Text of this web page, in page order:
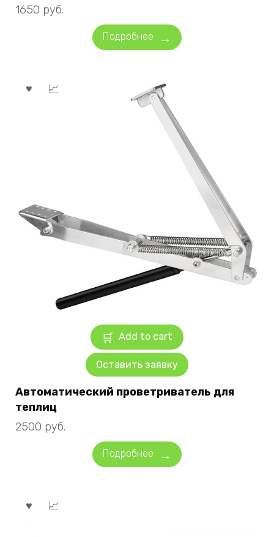
1650 руб.
Подробнее
Add to cart
Оставить заявку
Автоматический проветриватель для
теплиц
2500 руб.
Подробнее